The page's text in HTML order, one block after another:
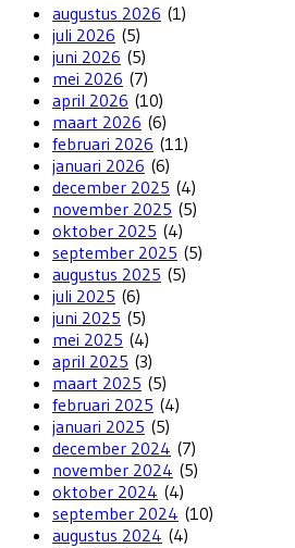
augustus 2026 (1)
juli 2026 (5)
juni 2026 (5)
mei 2026 (7)
april 2026 (10)
maart 2026 (6)
februari 2026 (11)
januari 2026 (6)
december 2025 (4)
november 2025 (5)
oktober 2025 (4)
september 2025 (5)
augustus 2025 (5)
juli 2025 (6)
juni 2025 (5)
mei 2025 (4)
april 2025 (3)
maart 2025 (5)
februari 2025 (4)
januari 2025 (5)
december 2024 (7)
november 2024 (5)
oktober 2024 (4)
september 2024 (10)
augustus 2024 (4)